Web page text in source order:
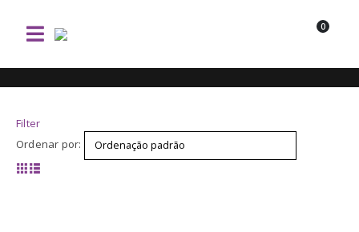
0
Filter
Ordenar por: